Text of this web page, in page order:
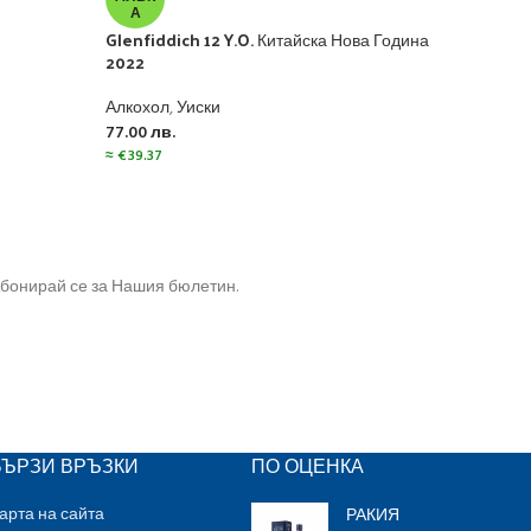
А
Glenfiddich 12 Y.O. Китайска Нова Година
2022
Алкохол,Уиски
77.00лв.
≈€39.37
се за Нашия бюлетин.
ВРЪЗКИ
на сайта
ПО ОЦЕНКА
РАКИЯ